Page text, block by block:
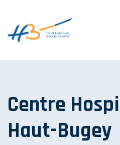
Centre
Haut-Bugey